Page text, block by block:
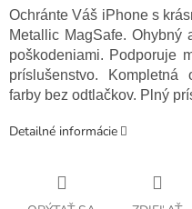
Ochránte Váš iPhone s
Metallic MagSafe. Ohybný
poškodeniami. Podporuje
príslušenstvo. Kompletná
farby bez odtlačkov. Plný
Detailné informácie